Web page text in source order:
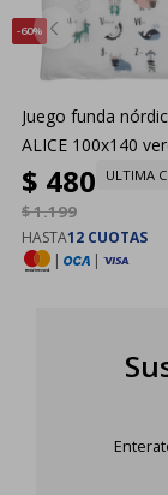
60
Juego funda
ALICE 100x140
$ 480
$1.199
ULTIMA
HASTA12 CUOTAS
|
|